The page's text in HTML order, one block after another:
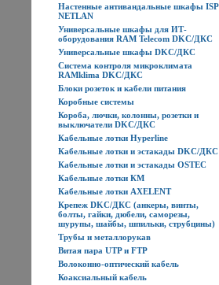
Настенные антивандальные шкафы ISP
NETLAN
Универсальные шкафы для ИТ-
оборудования RAM Telecom DKC/ДКС
Универсальные шкафы DKC/ДКС
Система контроля микроклимата
RAMklima DKC/ДКС
Блоки розеток и кабели питания
Коробные системы
Короба, лючки, колонны, розетки и
выключатели DKC/ДКС
Кабельные лотки Hyperline
Кабельные лотки и эстакады DKC/ДКС
Кабельные лотки и эстакады OSTEC
Кабельные лотки КМ
Кабельные лотки AXELENT
Крепеж DKC/ДКС (анкеры, винты,
болты, гайки, дюбели, саморезы,
шурупы, шайбы, шпильки, струбцины)
Трубы и металлорукав
Витая пара UTP и FTP
Волоконно-оптический кабель
Коаксиальный кабель